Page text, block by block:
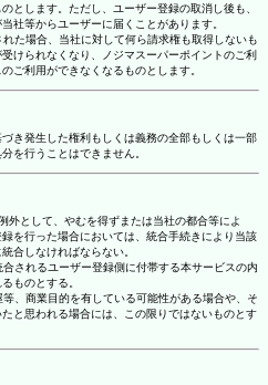
とします。ただし、ユーザー登録の取消し後も、
社等からユーザーに届くことがあります。
た場合、当社に対して何ら請求権も取得しないも
けられなくなり、ノジマスーパーポイントのご利
ご利用ができなくなるものとします。
き発生した権利もしくは義務の全部もしくは一部
を行うことはできません。
外として、やむを得ずまたは当社の都合等によ
を行った場合においては、統合手続きにより当該
合しなければならない。
されるユーザー登録側に付帯する本サービスの内
ものとする。
、商業目的を有している可能性がある場合や、そ
と思われる場合には、この限りではないものとす